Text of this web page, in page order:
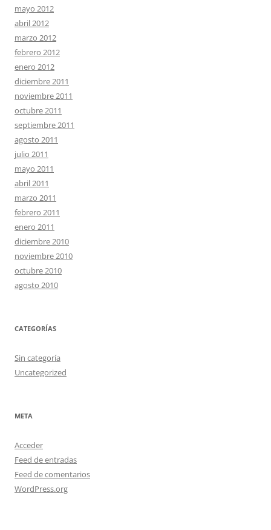
mayo 2012
abril 2012
marzo 2012
febrero 2012
enero 2012
diciembre 2011
noviembre 2011
octubre 2011
septiembre 2011
agosto 2011
julio 2011
mayo 2011
abril 2011
marzo 2011
febrero 2011
enero 2011
diciembre 2010
noviembre 2010
octubre 2010
agosto 2010
CATEGORÍAS
Sin categoría
Uncategorized
META
Acceder
Feed de entradas
Feed de comentarios
WordPress.org